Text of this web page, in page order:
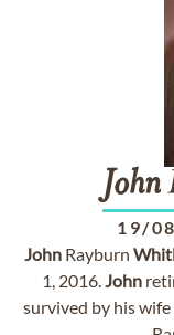
John
19/
John Rayburn
1, 2016.John
survived by his wife